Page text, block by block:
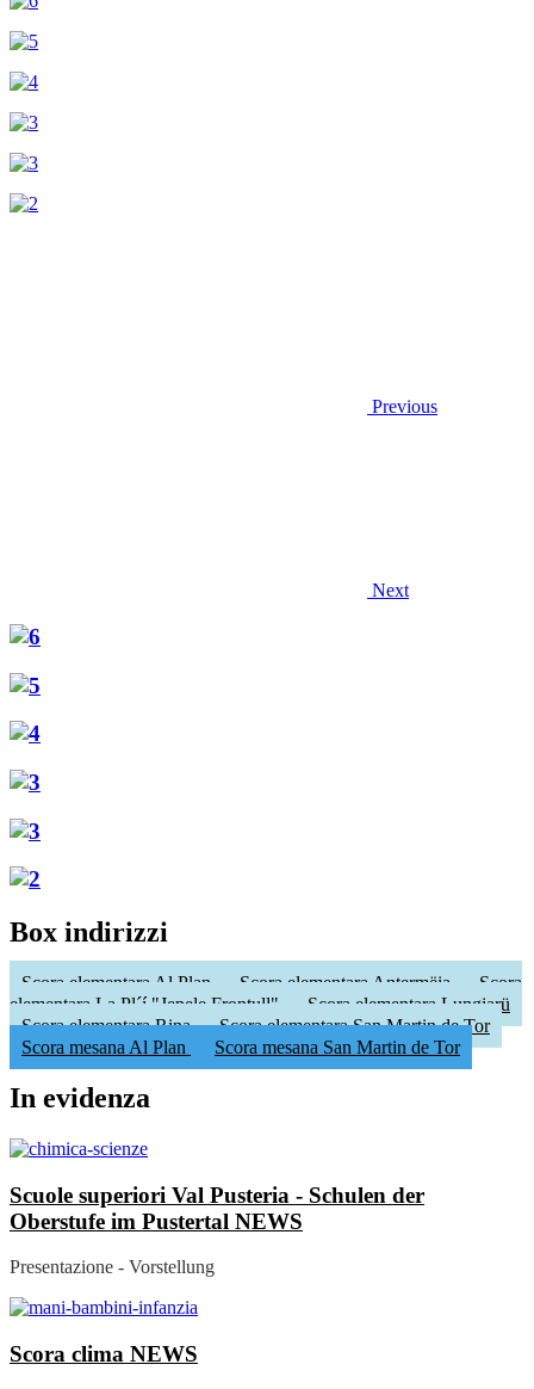
Previous
Next
Box indirizzi
Scora elementara Al Plan Scora elementara Antermëia
Scora
elementara La Pl´í "Jepele Frontull"
Scora elementara Lungiarü
Scora elementara Rina
Scora elementara San Martin de Tor
Scora mesana Al Plan
Scora mesana San Martin de Tor
In evidenza
Scuole superiori Val Pusteria - Schulen der
Oberstufe im Pustertal NEWS
Presentazione - Vorstellung
Scora clima NEWS